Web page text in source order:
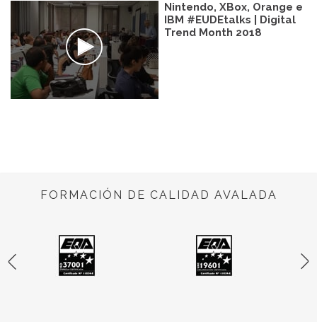
Nintendo, XBox, Orange e
IBM #EUDEtalks | Digital
Trend Month 2018
FORMACIÓN DE CALIDAD AVALADA